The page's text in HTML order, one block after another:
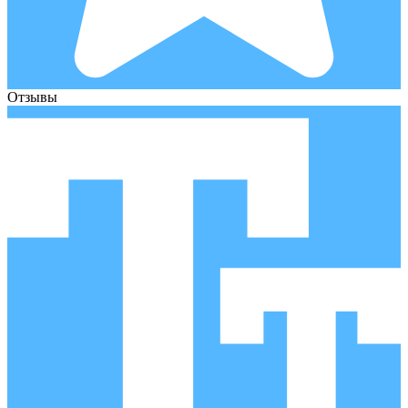
Отзывы